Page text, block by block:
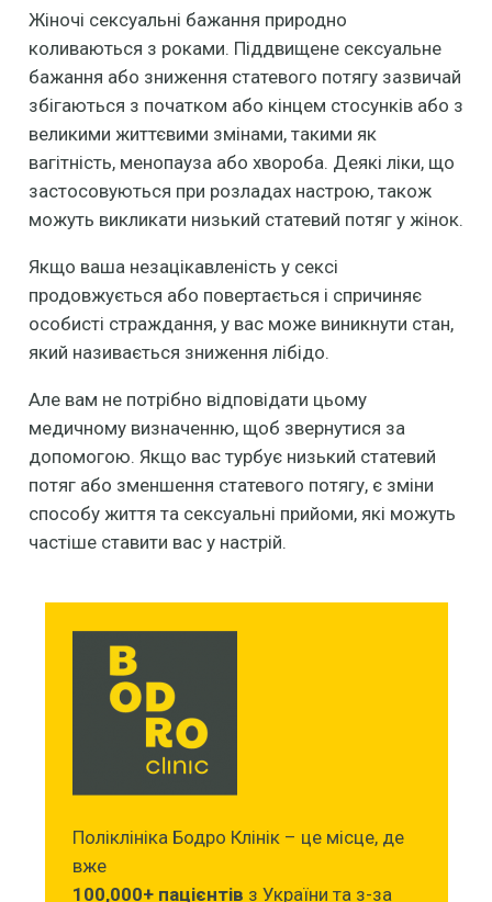
Жіночі сексуальні бажання природно
коливаються з роками. Піддвищене сексуальне
бажання або зниження статевого потягу зазвичай
збігаються з початком або кінцем стосунків або з
великими життєвими змінами, такими як
вагітність, менопауза або хвороба. Деякі ліки, що
застосовуються при розладах настрою, також
можуть викликати низький статевий потяг у жінок.
Якщо ваша незацікавленість у сексі
продовжується або повертається і спричиняє
особисті страждання, у вас може виникнути стан,
який називається зниження лібідо.
Але вам не потрібно відповідати цьому
медичному визначенню, щоб звернутися за
допомогою. Якщо вас турбує низький статевий
потяг або зменшення статевого потягу, є зміни
способу життя та сексуальні прийоми, які можуть
частіше ставити вас у настрій.
Поліклініка Бодро Клінік – це місце, де
вже
100,000+ пацієнтів з України та з-за